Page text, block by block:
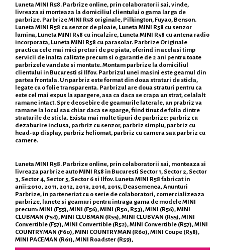
Luneta MINI R58. Parbrize online, prin colaboratorii sai, vinde,
livreaza si monteaza la domiciliul clientului o gama larga de
parbrize. Parbrize MINI R58 originale, Pilkington, Fuyao, Benson.
Luneta MINI R58 cu senzor de ploaie, Luneta MINI R58 cu senzor
lumina, Luneta MINI R58 cu incalzire, Luneta MINI R58 cu antena radio
incorporata, Luneta MINI R58 cu parasolar. Parbrize Originale
practica cele mai mici preturi de pe piata, oferind in acelasi timp
servicii de inalta calitate precum si o garantie de 2 ani pentru toate
parbrizele vandute si montate. Montam parbrize la domiciliul
clientului in Bucuresti si Ilfov. Parbrizul unei masini este geamul din
partea frontala. Un parbriz este format din doua straturi de sticla,
legate cu o folie transparenta. Parbrizul are doua straturi pentru ca
este cel mai expus la spargere, asa ca daca se crapa un strat, celalalt
ramane intact. Spre deosebire de geamurile laterale, un prabriz va
ramane la locul sau chiar daca se sparge, fiind tinut de folia dintre
straturile de sticla. Exista mai multe tipuri de parbrize: parbriz cu
dezaburire inclusa, parbriz cu senzor, parbriz simplu, parbriz cu
head-up display, parbriz heliomat, parbriz cu camera sau parbriz cu
camere.
Luneta MINI R58. Parbrize online, prin colaboratorii sai, monteaza si
livreaza parbrize auto MINI R58 in Bucuresti Sector 1, Sector 2, Sector
3, Sector 4, Sector 5, Sector 6 si Ilfov. Luneta MINI R58 fabricat in
anii:2010, 2011, 2012, 2013, 2014, 2015, Deasemenea, Anunturi
Parbrize, in parteneriat cu o serie de colaboratori, comercializeaza
parbrize, lunete si geamuri pentru intraga gama de modele MINI
precum: MINI (F55), MINI (F56), MINI (R50, R53), MINI (R56), MINI
CLUBMAN (F54), MINI CLUBMAN (R55), MINI CLUBVAN (R55), MINI
Convertible (F57), MINI Convertible (R52), MINI Convertible (R57), MINI
COUNTRYMAN (F60), MINI COUNTRYMAN (R60), MINI Coupe (R58),
MINI PACEMAN (R61), MINI Roadster (R59),